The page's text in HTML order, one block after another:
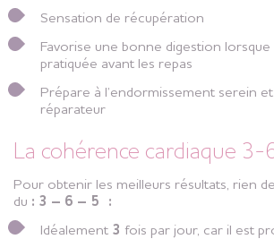
Sensation de récupération
Favorise une bonne digestion lorsque
pratiquée avant les repas
Prépare à l’endormissement serein
réparateur
La cohérence cardiaque
Pour obtenir les meilleurs résultats, rien
du : 3 – 6 – 5 :
Idéalement 3 fois par jour, car il est